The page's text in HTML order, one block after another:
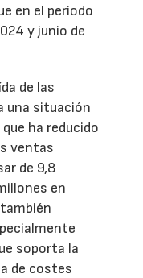
en el periodo
y junio de
de las
una situación
ha reducido
ventas
de 9,8
en
soporta la
de costes